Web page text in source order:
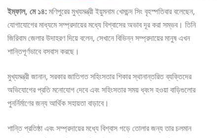
ইম্ফাল, মে ১৪:মণিপুরের মুখ্যমন্ত্রী ইয়ুমনাম খেমচন্দ সিং বৃহস্পতিবার বলেছেন,
যোগাযোগের মাধ্যমে সম্প্রদায়ের মধ্যে বিশ্বাসের অভাব দূর করা সম্ভব। তিনি
জিরিবাম জেলার উদাহরণ দিয়ে বলেন, সেখানে বিভিন্ন সম্প্রদায়ের মানুষ এখন
শান্তিপূর্ণভাবে বসবাস করছে।
মুখ্যমন্ত্রী জানান, সরকার জাতিগত সহিংসতার শিকার স্থানান্তরিত ব্যক্তিদের
অভিযোগের প্রতি মনোযোগ দেবে এবং সহিংসতার সময় ধ্বংস হওয়া বাড়িগুলোর
পুনর্নির্মাণের জন্য আর্থিক সহায়তা বাড়াবে।
শান্তি প্রতিষ্ঠা এবং সম্প্রদায়ের মধ্যে বিশ্বাস গড়ে তোলার জন্য তার চলমান